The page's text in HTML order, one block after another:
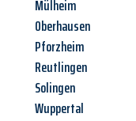
Mülheim
Oberhausen
Pforzheim
Reutlingen
Solingen
Wuppertal